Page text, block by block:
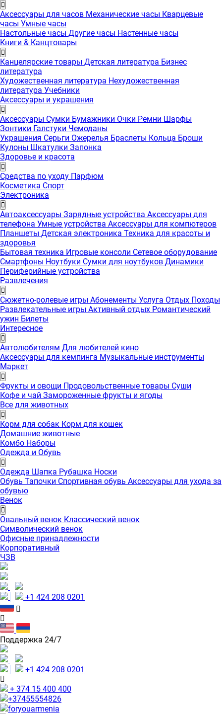
Аксессуары для часов Механические часы Кварцевые
часы Умные часы
Настольные часы Другие часы Настенные часы
Книги & Канцтовары
Канцелярские товары Детская литература Бизнес
литература
Художественная литература Нехудожественная
литература Учебники
Аксессуары и украшения
Аксессуары Сумки Бумажники Очки Ремни Шарфы
Зонтики Галстуки Чемоданы
Украшения Серьги Ожерелья Браслеты Кольца Броши
Кулоны Шкатулки Запонка
Здоровье и красота
Средства по уходу Парфюм
Косметика Спорт
Электроника
Автоаксессуары Зарядные устройства Аксессуары для
телефона Умные устройства Аксессуары для компютеров
Планшеты Детская электроника Техника для красоты и
здоровья
Бытовая техника Игровые консоли Сетевое оборудование
Смартфоны Ноутбуки Сумки для ноутбуков Динамики
Периферийные устройства
Развлечения
Сюжетно-ролевые игры Абонементы Услуга Отдых Походы
Развлекательные игры Активный отдых Романтический
ужин Билеты
Интересноe
Автолюбителям Для любителей кино
Аксессуары для кемпинга Музыкальные инструменты
Маркет
Фрукты и овощи Продовольственные товары Суши
Кофе и чай Замороженные фрукты и ягоды
Все для животных
Корм для собак Корм для кошек
Домашние животные
Комбо Наборы
Одежда и Обувь
Одежда Шапка Рубашка Носки
Обувь Тапочки Спортивная обувь Аксессуары для ухода за
обувью
Венок
Овальный венок Классический венок
Символический венок
Офисные принадлежности
Корпоративный
ЧЗВ
+1 424 208 0201
Поддержка 24/7
+1 424 208 0201
+ 374 15 400 400
+37455554826
foryouarmenia